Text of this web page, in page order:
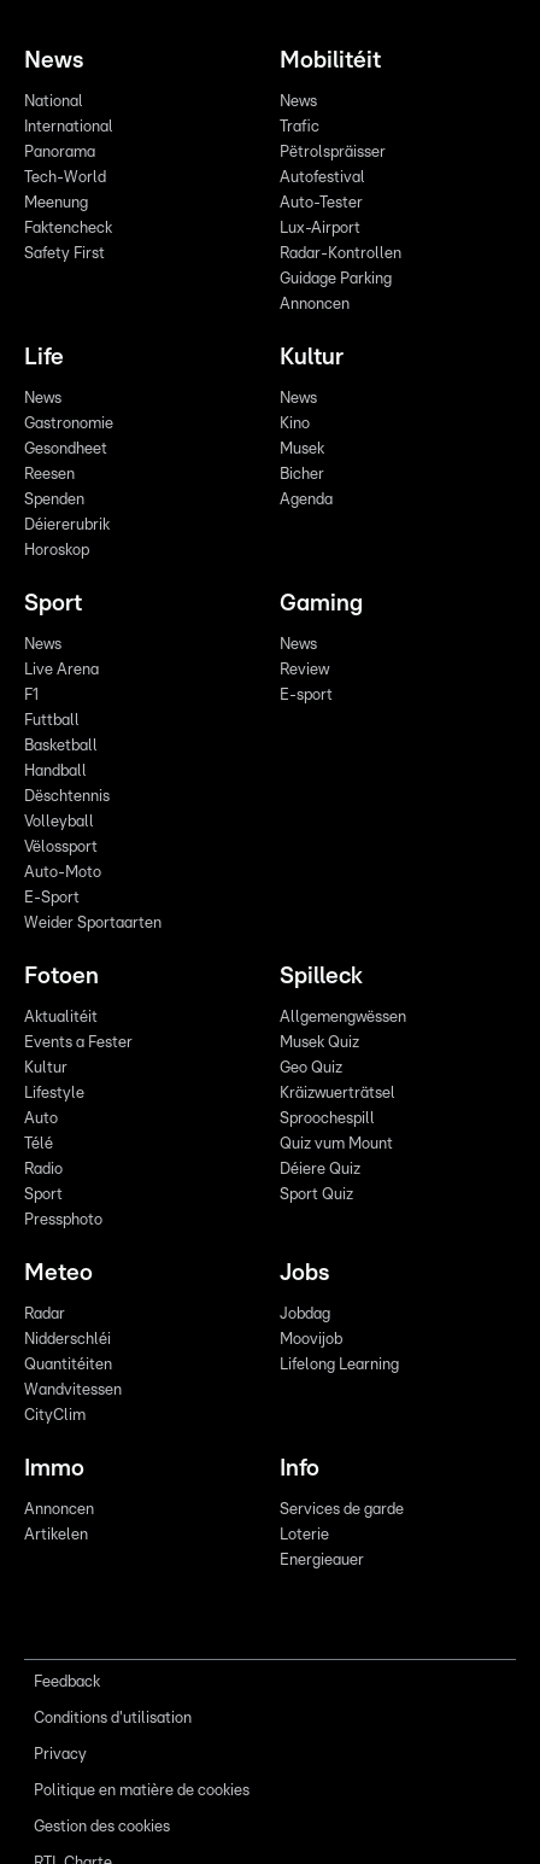
News
National
International
Panorama
Tech-World
Meenung
Faktencheck
Safety First
Mobilitéit
News
Trafic
Pëtrolspräisser
Autofestival
Auto-Tester
Lux-Airport
Radar-Kontrollen
Guidage Parking
Annoncen
Life
News
Gastronomie
Gesondheet
Reesen
Spenden
Déiererubrik
Horoskop
Kultur
News
Kino
Musek
Bicher
Agenda
Sport
News
Live Arena
F1
Futtball
Basketball
Handball
Dëschtennis
Volleyball
Vëlossport
Auto-Moto
E-Sport
Weider Sportaarten
Gaming
News
Review
E-sport
Fotoen
Aktualitéit
Events a Fester
Kultur
Lifestyle
Auto
Télé
Radio
Sport
Pressphoto
Spilleck
Allgemengwëssen
Musek Quiz
Geo Quiz
Kräizwuerträtsel
Sproochespill
Quiz vum Mount
Déiere Quiz
Sport Quiz
Meteo
Radar
Nidderschléi
Quantitéiten
Wandvitessen
CityClim
Jobs
Jobdag
Moovijob
Lifelong Learning
Immo
Annoncen
Artikelen
Info
Services de garde
Loterie
Energieauer
Feedback
Conditions d'utilisation
Privacy
Politique en matière de cookies
Gestion des cookies